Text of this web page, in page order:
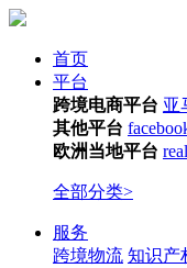
首页
平台
跨境电商平台 亚
其他平台
欧洲当地平台 real
全部分类>
服务
跨境物流 知识产